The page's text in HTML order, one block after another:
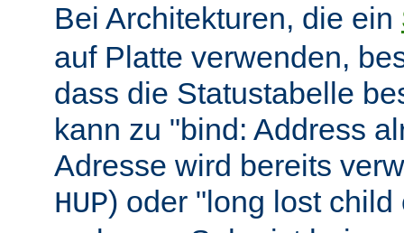
Bei Architekturen, die ein
auf Platte verwenden,
dass die Statustabelle
kann zu "bind: Address
Adresse wird bereits
HUP) oder "long lost